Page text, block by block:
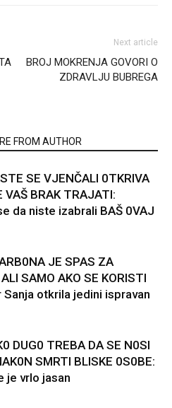
Next article
BROJ MOKRENJA GOVORI O
ZDRAVLJU BUBREGA
FROM AUTHOR
SE VJENČALI 0TKRIVA
VAŠ BRAK TRAJATI:
da niste izabrali BAŠ 0VAJ
JE SPAS ZA
SAMO AKO SE KORISTI
Sanja otkrila jedini ispravan
DUG0 TREBA DA SE N0SI
SMRTI BLISKE 0S0BE:
je vrlo jasan